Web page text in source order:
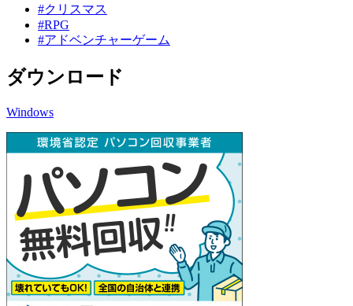
#クリスマス
#RPG
#アドベンチャーゲーム
ダウンロード
Windows